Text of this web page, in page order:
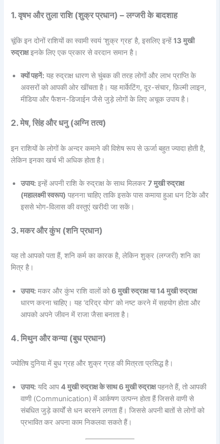
1. वृषभ और तुला राशि (शुक्र प्रधान) – लग्जरी के बादशाह
चूंकि इन दोनों राशियों का स्वामी स्वयं ‘शुक्र ग्रह’ है, इसलिए इन्हें13 मुखी
रुद्राक्षइनके लिए एक प्रकार से वरदान समान है।
क्यों पहनें: यह रुद्राक्ष धारण से चुंबक की तरह लोगों और लाभ प्राप्ति के
अवसरों को आपकी ओर खींचता है। यह मार्केटिंग, दूर-संचार, फ़िल्मी लाइन,
मीडिया और फैशन-डिजाईन जैसे जुड़े लोगों के लिए अचूक उपाय है।
2. मेष, सिंह और धनु (अग्नि तत्व)
इन राशियों के लोगों के अन्दर कमाने की विशेष रूप से ऊर्जा बहुत ज्यादा होती है,
लेकिन इनका खर्च भी अधिक होता है।
उपाय: इन्हें अपनी राशि के रुद्राक्ष के साथ मिलकर7 मुखी रुद्राक्ष
(महालक्ष्मी स्वरूप) पहनना चाहिए ताकि इसके पास कमाया हुआ धन टिके और
इससे भोग-विलास की वस्तुएं खरीदी जा सकें।
3. मकर और कुंभ (शनि प्रधान)
यह तो आपको पता हैं, शनि कर्म का कारक है, लेकिन शुक्र (लग्जरी) शनि का
मित्र है।
उपाय: मकर और कुंभ राशि वालों को6 मुखी रुद्राक्ष या 14 मुखी रुद्राक्ष
धारण करना चाहिए। यह ‘दरिद्र योग’ को नष्ट करने में सहयोग होता और
आपको अपने जीवन में राजा जैसा बनाता है।
4. मिथुन और कन्या (बुध प्रधान)
ज्योतिष दुनिया में बुध ग्रह और शुक्र ग्रह की मित्रता प्रसिद्ध है।
उपाय: यदि आप4 मुखी रुद्राक्ष के साथ 6 मुखी रुद्राक्षपहनते हैं, तो आपकी
वाणी (Communication) में आर्कषण उत्पन्न होता हैं जिससे वाणी से
संबधित जुड़े कार्यों से धन बरसने लगता हैं। जिससे अपनी बातों से लोगों को
प्रभावित कर अपना काम निकलवा सकते हैं।